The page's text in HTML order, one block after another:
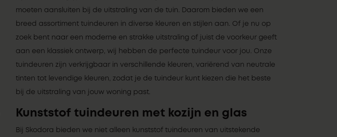
moeten aansluiten bij de uitstraling van de tuin. Daarom bieden we een
breed assortiment tuindeuren in diverse kleuren en stijlen aan. Of je nu op
zoek bent naar een moderne en strakke uitstraling of juist de voorkeur geeft
aan een klassiek ontwerp, wij hebben de perfecte tuindeur voor jou. Onze
tuindeuren zijn verkrijgbaar in verschillende kleuren, variërend van neutrale
tinten tot levendige kleuren, zodat je de tuindeur kunt kiezen die het beste
bij de uitstraling van jouw woning past.
Kunststof tuindeuren met kozijn en glas
Bij Skodora bieden we niet alleen kunststof tuindeuren van uitstekende